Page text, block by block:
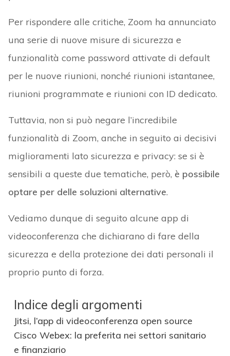
Per rispondere alle critiche, Zoom ha annunciato
una serie di nuove misure di sicurezza e
funzionalità come password attivate di default
per le nuove riunioni, nonché riunioni istantanee,
riunioni programmate e riunioni con ID dedicato.
Tuttavia, non si può negare l’incredibile
funzionalità di Zoom, anche in seguito ai decisivi
miglioramenti lato sicurezza e privacy: se si è
sensibili a queste due tematiche, però, è possibile
optare per delle soluzioni alternative.
Vediamo dunque di seguito alcune app di
videoconferenza che dichiarano di fare della
sicurezza e della protezione dei dati personali il
proprio punto di forza.
Indice degli argomenti
Jitsi, l’app di videoconferenza open source
Cisco Webex: la preferita nei settori sanitario
e finanziario